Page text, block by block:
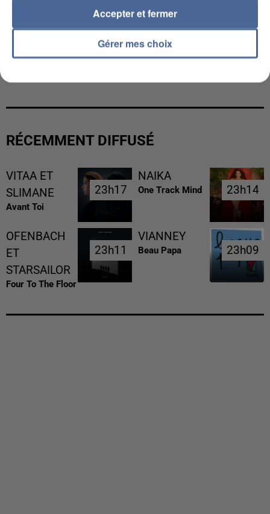
L’UN DES FONDATEURS SUPPOSÉS DE LA DZ
RÉCEMMENT DIFFUSÉ
VITAA ET
SLIMANE
Avant Toi
23h17
23h17
NAIKA
One Track Mind 23h14
23h14
OFENBACH
ET
STARSAILOR
Four To The Floor
23h11
23h11
VIANNEY
Beau Papa 23h09
23h09
Gérer mes choix
Accepter et fermer